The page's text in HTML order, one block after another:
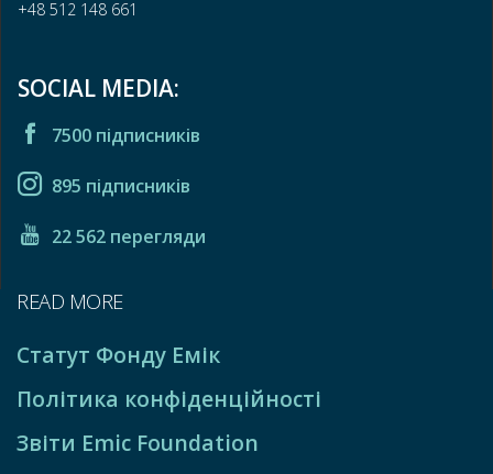
+48 512 148 661
SOCIAL MEDIA:
7500 підписників
895 підписників
22 562 перегляди
READ MORE
Статут Фонду Емік
Політика конфіденційності
Звіти Emic Foundation